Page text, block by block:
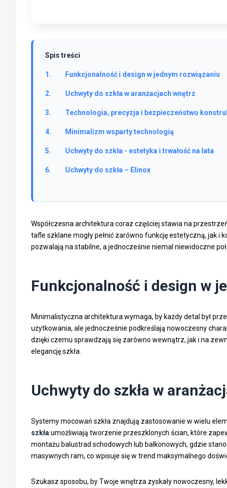
Spis treści
Funkcjonalność i design w jednym rozwiązaniu
Uchwyty do szkła w aranżacjach wnętrz
Technologia, precyzja i bezpieczeństwo
Minimalizm wsparty technologią
Uchwyty do szkła - estetyka i trwałość na lata
Uchwyty do szkła – Elinox
Współczesna architektura coraz częściej stawia na
tafle szklane mogły pełnić zarówno funkcję estetyczną, jak i
pozwalają na stabilne, a jednocześnie niemal niewidoczne
Funkcjonalność i design w
Minimalistyczna architektura wymaga, by każdy detal był
użytkowania, ale jednocześnie podkreślają nowoczesny
dzięki czemu sprawdzają się zarówno wewnątrz, jak i na
elegancję szkła.
Uchwyty do szkła w
Systemy mocowań szkła znajdują zastosowanie w wielu
szkła umożliwiają tworzenie przeszklonych ścian, które
montażu balustrad schodowych lub balkonowych, gdzie
masywnych ram, co wpisuje się w trend maksymalnego
Szukasz sposobu, by Twoje wnętrza zyskały nowoczesny,